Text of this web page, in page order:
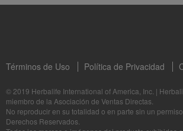
Bioniq GO: Tu salud, Nuestro compromiso
Descubre más sobre este suplemento personalizado
Términos de Uso Política de Privacidad
© 2019 Herbalife International of America, Inc. |
miembro de la Asociación de Ventas Directas.
No reproducir en su totalidad o en parte sin un
Derechos Reservados.